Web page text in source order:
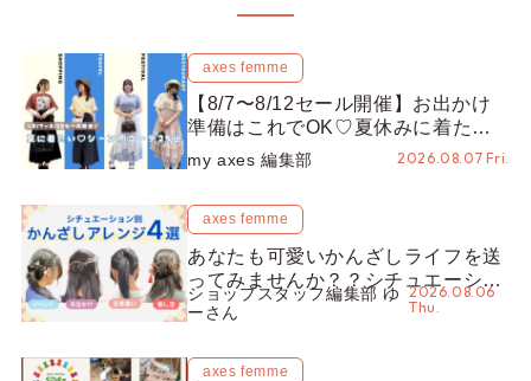
axes femme
【8/7〜8/12セール開催】お出かけ
準備はこれでOK♡夏休みに着たい
コーデ25選をシーン別に徹底解説！
my axes 編集部 2026.08.07 Fri.
axes femme
あなたも可愛いかんざしライフを送
ってみませんか？？シチュエーショ
ン別“かんざし”のオススメ【ショッ
プスタッフ編集部】
ショップスタッフ編集部 ゆ
ーさん
2026.08.06
Thu.
axes femme